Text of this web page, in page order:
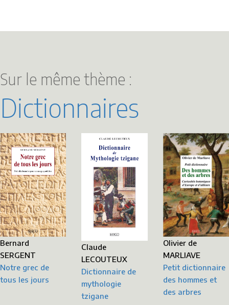
Sur le même thème :
Dictionnaires
Bernard
SERGENT
Notre grec de
tous les jours
Claude
LECOUTEUX
Dictionnaire de
mythologie
tzigane
Olivier de
MARLIAVE
Petit dictionnaire
des hommes et
des arbres